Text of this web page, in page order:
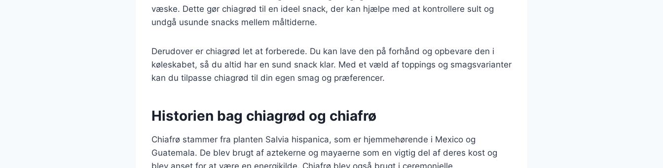
væske. Dette gør chiagrød til en ideel snack, der kan hjælpe med at kontrollere sult og
undgå usunde snacks mellem måltiderne.
Derudover er chiagrød let at forberede. Du kan lave den på forhånd og opbevare den i
køleskabet, så du altid har en sund snack klar. Med et væld af toppings og smagsvarianter
kan du tilpasse chiagrød til din egen smag og præferencer.
Historien bag chiagrød og chiafrø
Chiafrø stammer fra planten Salvia hispanica, som er hjemmehørende i Mexico og
Guatemala. De blev brugt af aztekerne og mayaerne som en vigtig del af deres kost og
blev anset for at være en energikilde. Chiafrø blev også brugt i ceremonielle